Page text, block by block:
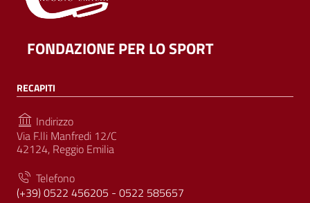
FONDAZIONE PER LO SPORT
RECAPITI
Indirizzo
Via F.lli Manfredi 12/C
42124, Reggio Emilia
Telefono
(+39) 0522 456205 - 0522 585657